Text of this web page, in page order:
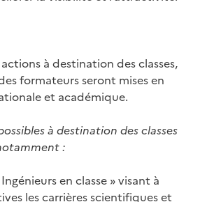
à destination des classes,
formateurs seront mises en
et académique.
à destination des classes
:
en classe » visant à
les carrières scientifiques et